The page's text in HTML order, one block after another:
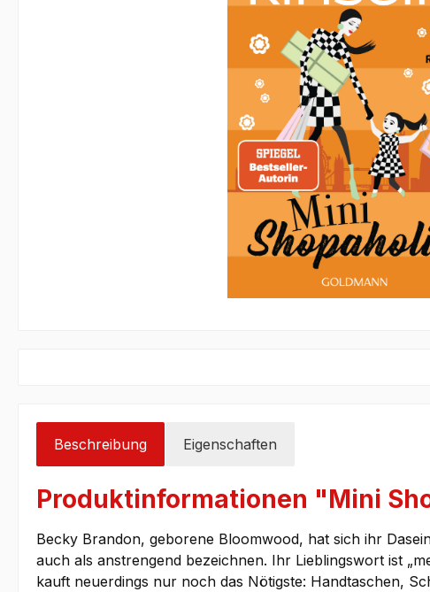
Beschreibung Eigenschaften
Produktinformationen "Mini
Becky Brandon, geborene Bloomwood, hat sich ihr
auch als anstrengend bezeichnen. Ihr Lieblingswort ist
kauft neuerdings nur noch das Nötigste: Handtaschen,